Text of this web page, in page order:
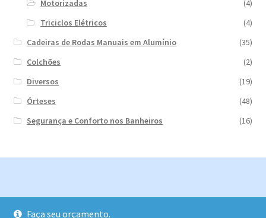
Motorizadas
(4)
Triciclos Elétricos
(4)
Cadeiras de Rodas Manuais em Alumínio
(35)
Colchões
(2)
Diversos
(19)
Órteses
(48)
Segurança e Conforto nos Banheiros
(16)
Faça seu orçamento.